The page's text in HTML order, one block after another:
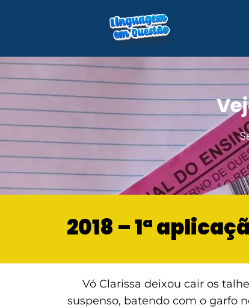
2018 – 1ª
Vó Clarissa deixou cair os
suspenso, batendo com o garfo